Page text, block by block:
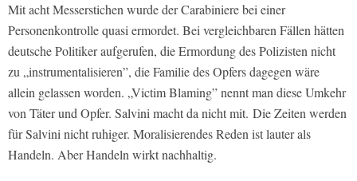
Mit acht Messerstichen wurde der Carabiniere bei einer
Personenkontrolle quasi ermordet. Bei vergleichbaren Fällen hätten
deutsche Politiker aufgerufen, die Ermordung des Polizisten nicht
zu „instrumentalisieren”, die Familie des Opfers dagegen wäre
allein gelassen worden. „Victim Blaming” nennt man diese Umkehr
von Täter und Opfer. Salvini macht da nicht mit. Die Zeiten werden
für Salvini nicht ruhiger. Moralisierendes Reden ist lauter als
Handeln. Aber Handeln wirkt nachhaltig.